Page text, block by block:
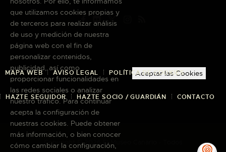
MAPA WEB AVISO LEGAL POLÍTICA DE COOKIES
HAZTE SEGUIDOR HAZTE SOCIO / GUARDIÁN CONTACTO
Copyright © 2026 El Museo Canario · Todos
que utilizamos cookies propias y
de terceros para realizar análisis
de uso y medición de nuestra
página web con el fin de
personalizar contenidos,
publicidad, así como
proporcionar funcionalidades en
las redes sociales o analizar
nuestro tráfico. Para continuar
acepta la configuración de
nuestras cookies. Puede obtener
más información, o bien conocer
cómo cambiar la configuración,
Aceptar las Cookies